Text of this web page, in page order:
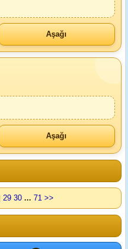
Aşağı
Aşağı
29 30 ... 71 >>